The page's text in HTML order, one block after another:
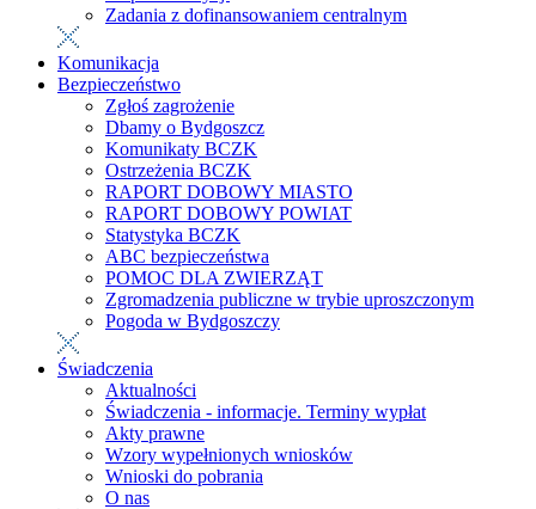
Zadania z dofinansowaniem centralnym
Komunikacja
Bezpieczeństwo
Zgłoś zagrożenie
Dbamy o Bydgoszcz
Komunikaty BCZK
Ostrzeżenia BCZK
RAPORT DOBOWY MIASTO
RAPORT DOBOWY POWIAT
Statystyka BCZK
ABC bezpieczeństwa
POMOC DLA ZWIERZĄT
Zgromadzenia publiczne w trybie uproszczonym
Pogoda w Bydgoszczy
Świadczenia
Aktualności
Świadczenia - informacje. Terminy wypłat
Akty prawne
Wzory wypełnionych wniosków
Wnioski do pobrania
O nas